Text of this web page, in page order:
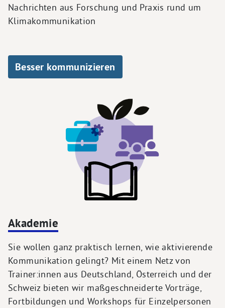
Nachrichten aus Forschung und Praxis rund um
Klimakommunikation
Besser kommunizieren
Akademie
Sie wollen ganz praktisch lernen, wie aktivierende
Kommunikation gelingt? Mit einem Netz von
Trainer:innen aus Deutschland, Österreich und der
Schweiz bieten wir maßgeschneiderte Vorträge,
Fortbildungen und Workshops für Einzelpersonen